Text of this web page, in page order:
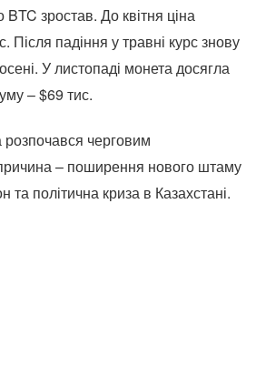
BTC зростав. До квітня ціна
Після падіння у травні курс знову
У листопаді монета досягла
– $69 тис.
розпочався черговим
– поширення нового штаму
та політична криза в Казахстані.